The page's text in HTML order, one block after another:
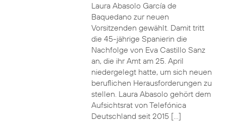
Laura Abasolo García de
Baquedano zur neuen
Vorsitzenden gewählt. Damit tritt
die 45-jährige Spanierin die
Nachfolge von Eva Castillo Sanz
an, die ihr Amt am 25. April
niedergelegt hatte, um sich neuen
beruflichen Herausforderungen zu
stellen. Laura Abasolo gehört dem
Aufsichtsrat von Telefónica
Deutschland seit 2015 […]